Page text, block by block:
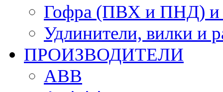
Гофра (ПВХ и ПНД) и
Удлинители, вилки и
ПРОИЗВОДИТЕЛИ
ABB